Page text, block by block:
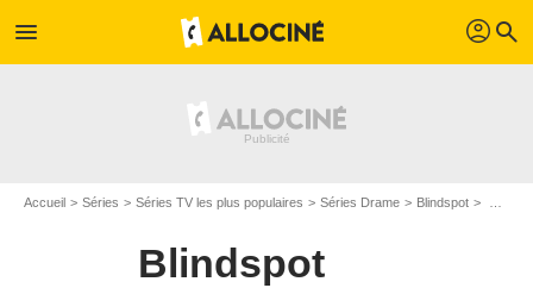
menu profil search
Accueil Séries Séries TV les plus populaires Séries Drame Blindspot
Blindspot